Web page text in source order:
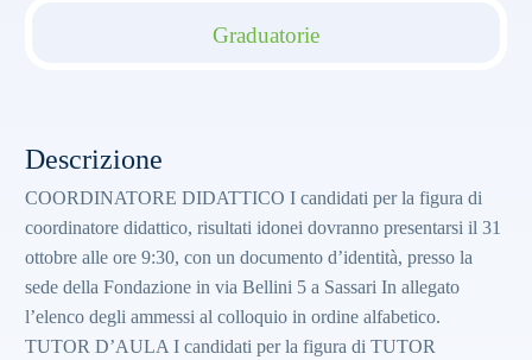
Graduatorie
Descrizione
COORDINATORE DIDATTICO I candidati per la figura di
coordinatore didattico, risultati idonei dovranno presentarsi il 31
ottobre alle ore 9:30, con un documento d’identità, presso la
sede della Fondazione in via Bellini 5 a Sassari In allegato
l’elenco degli ammessi al colloquio in ordine alfabetico.
TUTOR D’AULA I candidati per la figura di TUTOR